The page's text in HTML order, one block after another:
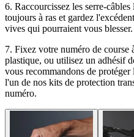
6. Raccourcissez les serre-
toujours à ras et gardez
vives qui pourraient vous blesser.
7. Fixez votre numéro de course
plastique, ou utilisez un adhésif
vous recommandons de
l'un de nos kits de protection
numéro.